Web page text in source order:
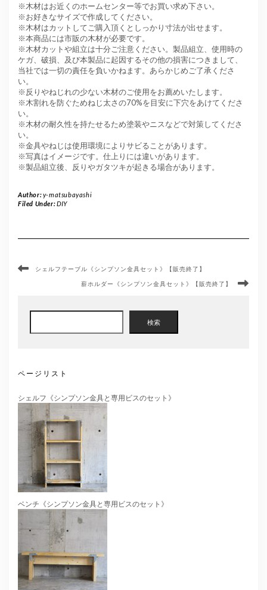
※木材はお近くのホームセンター等でお買い求め下さい。
※お好きなサイズで作成してください。
※木材はカットしてご購入頂くとしっかり寸法が出せます。
※本商品には市販の木材が必要です。
※木材カットや組立は十分ご注意ください。製品組立、使用時の
ケガ、破損、及び本製品に起因するその他の損害につきまして、
当社では一切の責任を負いかねます。あらかじめご了承くださ
い。
※反りやねじれの少ない木材のご使用をお薦めいたします。
※木割れを防ぐためねじ太さの70%を目安に下穴をあけてくださ
い。
※木材の耐久性を持たせるため塗装やニスなどで対策してくださ
い。
※金具やねじは使用環境によりサビることがあります。
※写真はイメージです。仕上りには違いがあります。
※製品組立後、反りやガタツキが起きる場合があります。
Author:y-matsubayashi
Filed Under:DIY
シェルフテーブル《シンプソン金具セット》【販売終了】
薪ホルダー《シンプソン金具セット》【販売終了】
検
検索
ページリスト
シェルフ《シンプソン金具と専用ビスのセット》
ベンチ《シンプソン金具と専用ビスのセット》